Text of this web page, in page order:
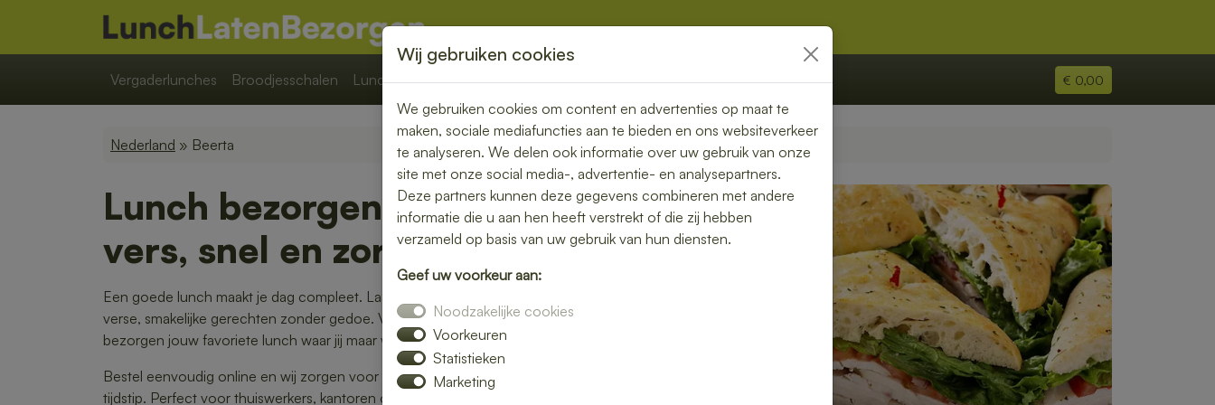
Vergaderlunches Broodjesschalen Lunchpakketten Overige € 0,00
Nederland » Beerta
Lunch bezorgen in Beerta –
vers, snel en zorgeloos genieten
Een goede lunch maakt je dag compleet. Laat je lunch bezorgen in Beerta en geniet van
verse, smakelijke gerechten zonder gedoe. Van luxe broodjes tot gezonde bowls – wij
bezorgen jouw favoriete lunch waar jij maar wilt.
Bestel eenvoudig online en wij zorgen voor een snelle bezorging op het door jou gekozen
tijdstip. Perfect voor thuiswerkers, kantoren of gewoon een ontspannen lunchmoment.
Wij gebruiken cookies
We gebruiken cookies om content en advertenties op maat te
maken, sociale mediafuncties aan te bieden en ons websiteverkeer
te analyseren. We delen ook informatie over uw gebruik van onze
site met onze social media-, advertentie- en analysepartners.
Deze partners kunnen deze gegevens combineren met andere
informatie die u aan hen heeft verstrekt of die zij hebben
verzameld op basis van uw gebruik van hun diensten.
Geef uw voorkeur aan:
Noodzakelijke cookies
Voorkeuren
Statistieken
Marketing